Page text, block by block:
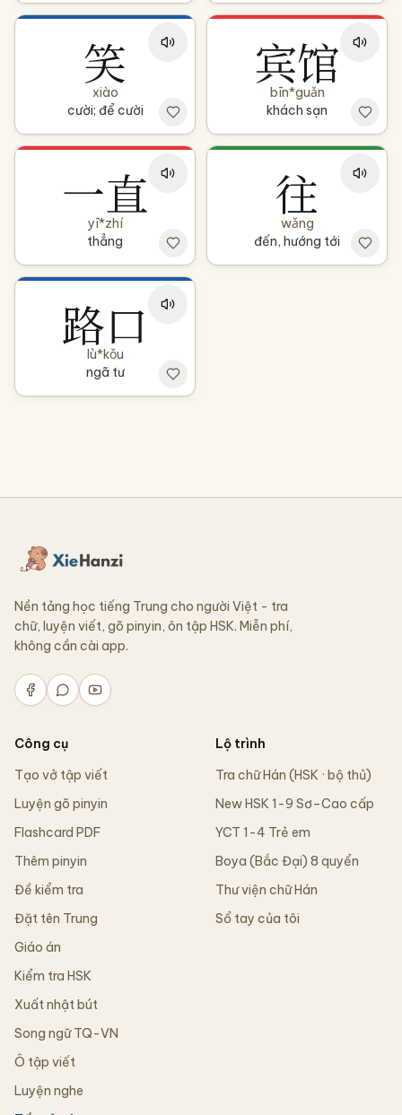
笑
xiào
cười; để cười
宾馆
bīn*guǎn
khách sạn
一直
yī*zhí
thẳng
往
wǎng
đến, hướng tới
路口
lù*kǒu
ngã tư
Nền tảng học tiếng Trung cho người Việt - tra
chữ, luyện viết, gõ pinyin, ôn tập HSK. Miễn phí,
không cần cài app.
Công cụ
Tạo vở tập viết
Luyện gõ pinyin
Flashcard PDF
Thêm pinyin
Đề kiểm tra
Đặt tên Trung
Giáo án
Kiểm tra HSK
Xuất nhật bút
Song ngữ TQ-VN
Ô tập viết
Luyện nghe
Lộ trình
Tra chữ Hán (HSK · bộ thủ)
New HSK 1-9 Sơ–Cao cấp
YCT 1-4 Trẻ em
Boya (Bắc Đại) 8 quyển
Thư viện chữ Hán
Sổ tay của tôi